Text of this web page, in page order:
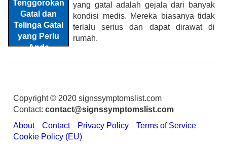
yang gatal adalah gejala dari banyak
kondisi medis. Mereka biasanya tidak
terlalu serius dan dapat dirawat di
rumah.
Copyright © 2020 signssymptomslist.com
Contact: contact@signssymptomslist.com
About
Contact Privacy Policy
Terms of Service
Cookie Policy (EU)